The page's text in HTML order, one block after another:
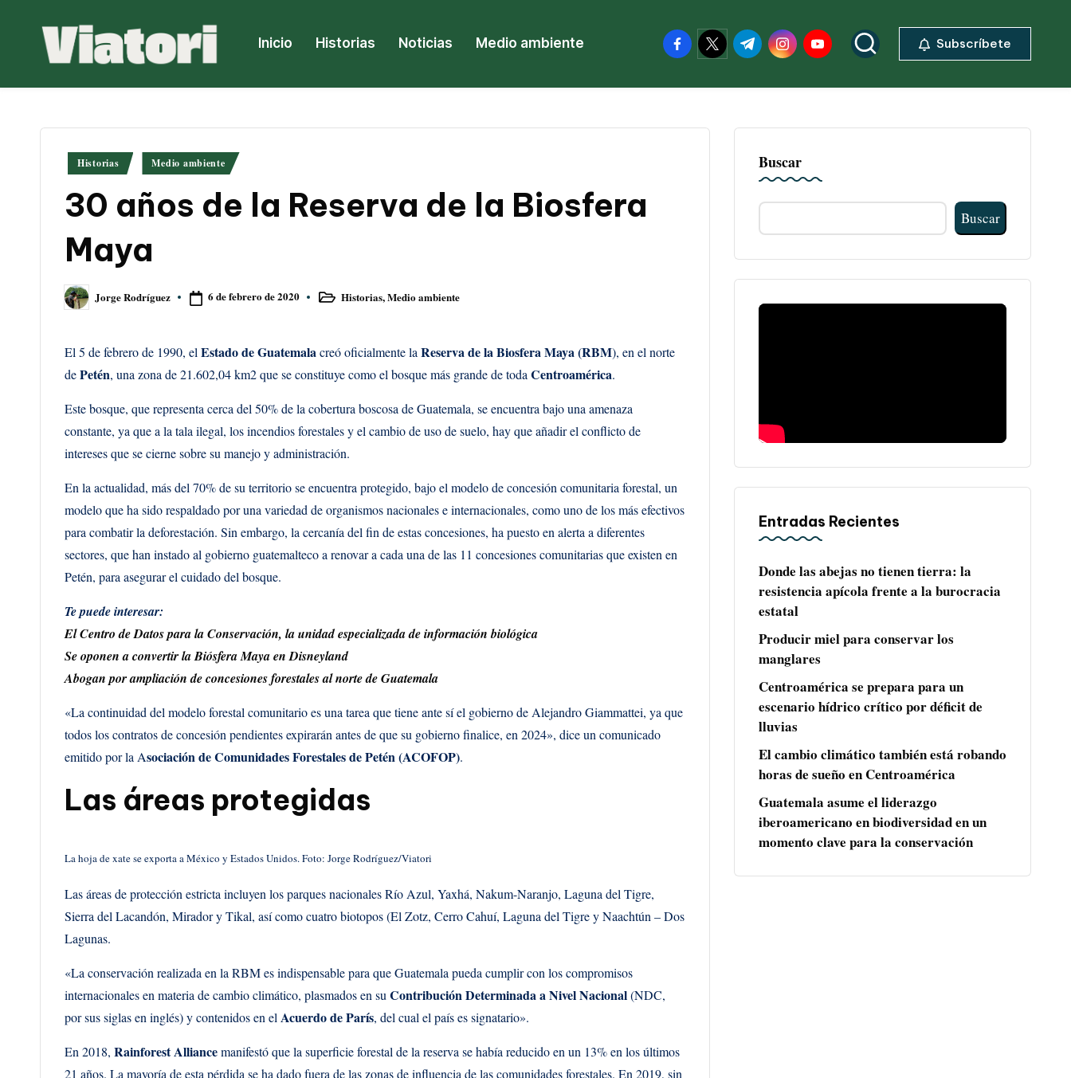
contenido
V
y
climático
desde
Centroamérica
Inicio Historias Noticias Medio ambiente facebook.com
twitter.com
t.me instagram.com
youtube.com Subscríbete
Publicado
en
Historias Medio ambiente
30 años de la Reserva de la Biosfera
Maya
Publicado
por
Jorge Rodríguez 6 de febrero de 2020 PublicadoHistorias,Medio ambiente
El 5 de febrero de 1990, el Estado de Guatemalacreó oficialmente la Reserva de la Biosfera Maya (RBM), en el norte
dePetén, una zona de 21.602,04 km2 que se constituye como el bosque más grande de toda Centroamérica.
Este bosque, que representa cerca del 50% de la cobertura boscosa de Guatemala, se encuentra bajo una amenaza
constante, ya que a la tala ilegal, los incendios forestales y el cambio de uso de suelo, hay que añadir el conflicto de
intereses que se cierne sobre su manejo y administración.
En la actualidad, más del 70% de su territorio se encuentra protegido, bajo el modelo de concesión comunitaria forestal, un
modelo que ha sido respaldado por una variedad de organismos nacionales e internacionales, como uno de los más efectivos
para combatir la deforestación. Sin embargo, la cercanía del fin de estas concesiones, ha puesto en alerta a diferentes
sectores, que han instado al gobierno guatemalteco a renovar a cada una de las 11 concesiones comunitarias que existen en
Petén, para asegurar el cuidado del bosque.
Te puede interesar:
El Centro de Datos para la Conservación, la unidad especializada de información biológica
Se oponen a convertir la Biósfera Maya en Disneyland
Abogan por ampliación de concesiones forestales al norte de Guatemala
«La continuidad del modelo forestal comunitario es una tarea que tiene ante sí el gobierno de Alejandro Giammattei, ya que
todos los contratos de concesión pendientes expirarán antes de que su gobierno finalice, en 2024», dice un comunicado
emitido por la Asociación de Comunidades Forestales de Petén (ACOFOP).
Las áreas protegidas
La hoja de xate se exporta a México y Estados Unidos. Foto: Jorge Rodríguez/Viatori
Las áreas de protección estricta incluyen los parques nacionales Río Azul, Yaxhá, Nakum-Naranjo, Laguna del Tigre,
Sierra del Lacandón, Mirador y Tikal, así como cuatro biotopos (El Zotz, Cerro Cahuí, Laguna del Tigre y Naachtún – Dos
Lagunas.
«La conservación realizada en la RBM es indispensable para que Guatemala pueda cumplir con los compromisos
internacionales en materia de cambio climático, plasmados en su Contribución Determinada a Nivel Nacional(NDC,
por sus siglas en inglés) y contenidos en el Acuerdo de París, del cual el país es signatario».
En 2018, Rainforest Alliancemanifestó que la superficie forestal de la reserva se había reducido en un 13% en los últimos
21 años. La mayoría de esta pérdida se ha dado fuera de las zonas de influencia de las comunidades forestales. En 2019, sin
Buscar
Buscar
Entradas Recientes
Donde las abejas no tienen tierra: la
resistencia apícola frente a la burocracia
estatal
Producir miel para conservar los
manglares
Centroamérica se prepara para un
escenario hídrico crítico por déficit de
lluvias
El cambio climático también está robando
horas de sueño en Centroamérica
Guatemala asume el liderazgo
iberoamericano en biodiversidad en un
momento clave para la conservación